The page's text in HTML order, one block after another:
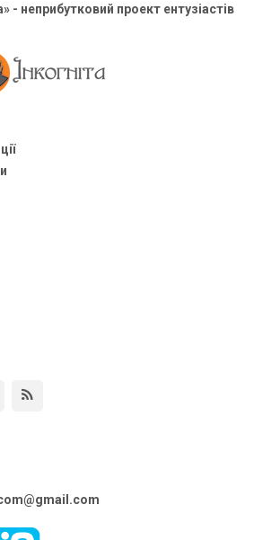
- неприбутковий проект ентузіастів